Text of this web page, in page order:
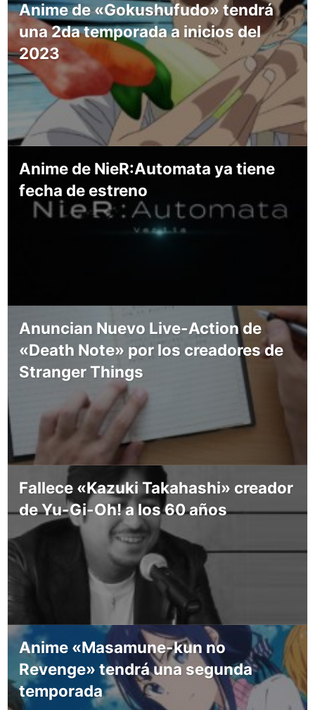
Anime de «Gokushufudo» tendrá
una 2da temporada a inicios del
2023
Anime de NieR:Automata ya tiene
fecha de estreno
Anuncian Nuevo Live-Action de
«Death Note» por los creadores de
Stranger Things
Fallece «Kazuki Takahashi» creador
de Yu-Gi-Oh! a los 60 años
Anime «Masamune-kun no
Revenge» tendrá una segunda
temporada